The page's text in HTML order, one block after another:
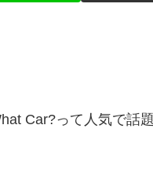
Car?って人気で話